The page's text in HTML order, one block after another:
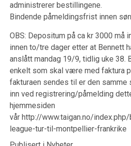
administrerer bestillingene.
Bindende påmeldingsfrist innen
OBS: Depositum på ca kr 3000 må
innen to/tre dager etter at Bennett
anslått mandag 19/9, tidlig uke 38.
enkelt som skal være med faktura
fakturaen sendes til er den samme
inn ved registrering/påmelding
hjemmesiden
vår http://www.taigan.no/
league-tur-til-montpellier-frankrike